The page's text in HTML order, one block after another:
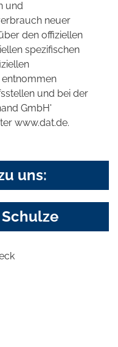
und
neuer
den offiziellen
spezifischen
und bei der
GmbH'
www.dat.de.
uns: